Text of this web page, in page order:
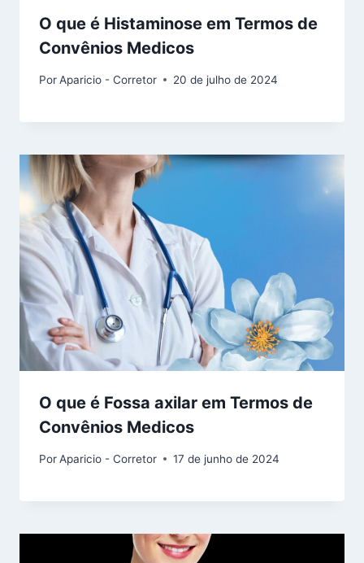
O que é Histaminose em Termos de
Convênios Medicos
PorAparicio - Corretor 20 de julho de 2024
O que é Fossa axilar em Termos de
Convênios Medicos
PorAparicio - Corretor 17 de junho de 2024